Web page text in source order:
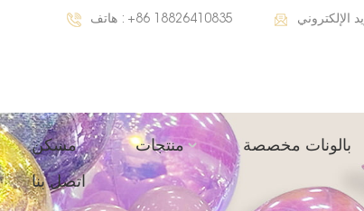
هاتف : +86 18826410835
مسكن منتجات بالونات مخصصة
اتصل بنا